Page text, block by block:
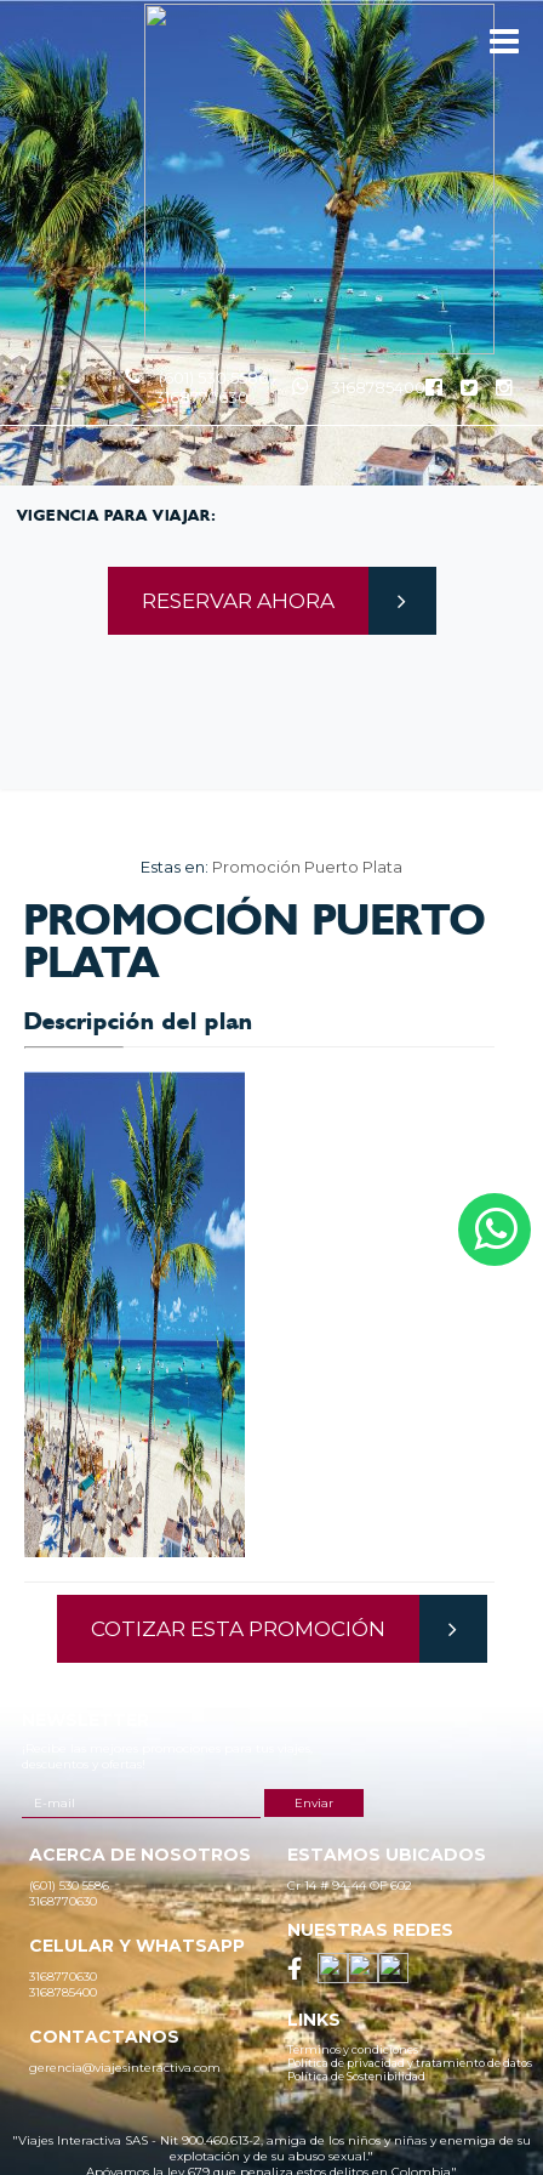
(601) 530 5586 -
3168770630
3168785400
Estas en: Promoción Puerto Plata
PROMOCIÓN PUERTO
PLATA
Descripción del plan
COTIZAR ESTA PROMOCIÓN
VIGENCIA PARA VIAJAR:
RESERVAR AHORA
ACERCA DE NOSOTROS
(601) 530 5586
3168770630
CELULAR Y WHATSAPP
3168770630
3168785400
CONTACTANOS
gerencia@viajesinteractiva.com
ESTAMOS UBICADOS
Cr 14 # 94-44 OF 602
NUESTRAS REDES
LINKS
Términos y condiciones
Política de privacidad y tratamiento de datos
Política de Sostenibilidad
"Viajes Interactiva SAS - Nit 900.460.613-2, amiga de los niños y niñas y enemiga de su
explotación y de su abuso sexual."